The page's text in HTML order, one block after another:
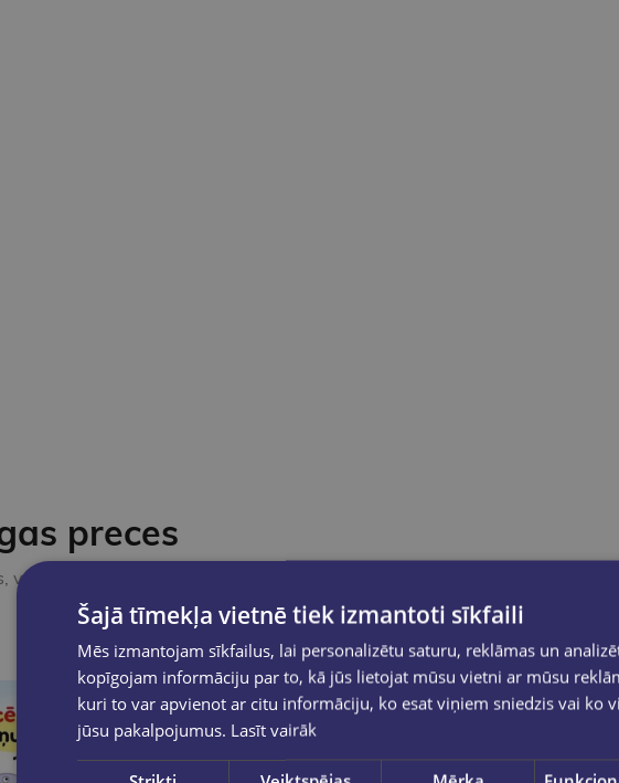
preces
varbūt noder
Šajā tīmekļa vietnē tiek izmantoti sīkfaili
Mēs izmantojam sīkfailus, lai personalizētu saturu, reklāmas un
kopīgojam informāciju par to, kā jūs lietojat mūsu vietni ar mūsu
kuri to var apvienot ar citu informāciju, ko esat viņiem sniedzis vai ko
jūsu pakalpojumus. Lasīt vairāk